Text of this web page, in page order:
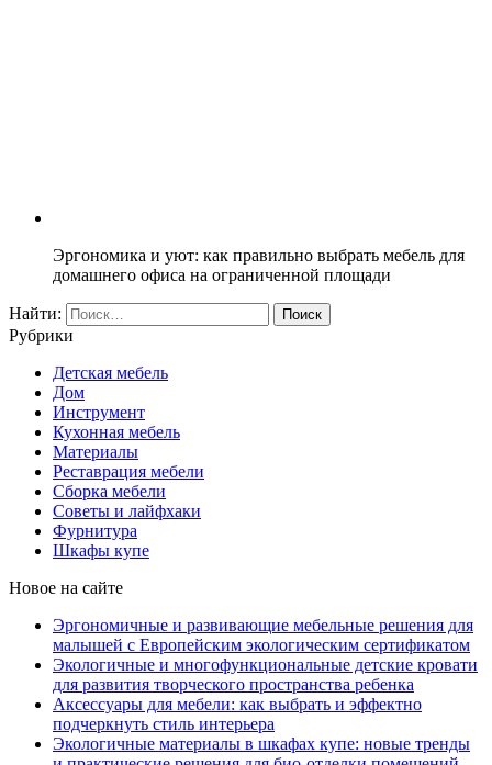
Эргономика и уют: как правильно выбрать мебель для
домашнего офиса на ограниченной площади
Найти:
Рубрики
Детская мебель
Дом
Инструмент
Кухонная мебель
Материалы
Реставрация мебели
Сборка мебели
Советы и лайфхаки
Фурнитура
Шкафы купе
Новое на сайте
Эргономичные и развивающие мебельные решения для
малышей с Европейским экологическим сертификатом
Экологичные и многофункциональные детские кровати
для развития творческого пространства ребенка
Аксессуары для мебели: как выбрать и эффектно
подчеркнуть стиль интерьера
Экологичные материалы в шкафах купе: новые тренды